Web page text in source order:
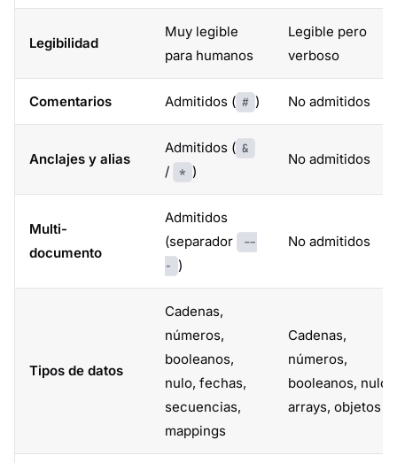
Legibilidad
Muy legible
para humanos
Legible pero
verboso
Comentarios Admitidos ( # ) No admitidos
Anclajes y alias
Admitidos ( &
/ * )
No admitidos
Multi-
documento
Admitidos
(separador
--
- )
No admitidos
Tipos de datos
Cadenas,
números,
booleanos,
nulo, fechas,
secuencias,
mappings
Cadenas,
números,
booleanos, nulo,
arrays, objetos